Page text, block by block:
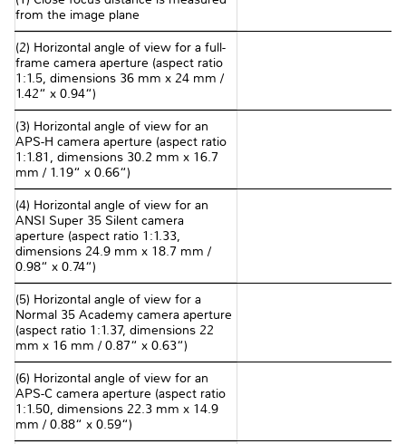
from the image plane
(2) Horizontal angle of view for a full-
frame camera aperture (aspect ratio
1:1.5, dimensions 36 mm x 24 mm /
1.42“ x 0.94“)
(3) Horizontal angle of view for an
APS-H camera aperture (aspect ratio
1:1.81, dimensions 30.2 mm x 16.7
mm / 1.19“ x 0.66“)
(4) Horizontal angle of view for an
ANSI Super 35 Silent camera
aperture (aspect ratio 1:1.33,
dimensions 24.9 mm x 18.7 mm /
0.98“ x 0.74“)
(5) Horizontal angle of view for a
Normal 35 Academy camera aperture
(aspect ratio 1:1.37, dimensions 22
mm x 16 mm / 0.87“ x 0.63“)
(6) Horizontal angle of view for an
APS-C camera aperture (aspect ratio
1:1.50, dimensions 22.3 mm x 14.9
mm / 0.88“ x 0.59“)